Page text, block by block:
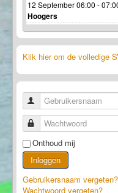
12 September 06:00 -
Hoogers
Klik hier om de volledige
Gebruikersnaam
Wachtwoord
Onthoud mij
Inloggen
Gebruikersnaam vergeten?
Wachtwoord vergeten?